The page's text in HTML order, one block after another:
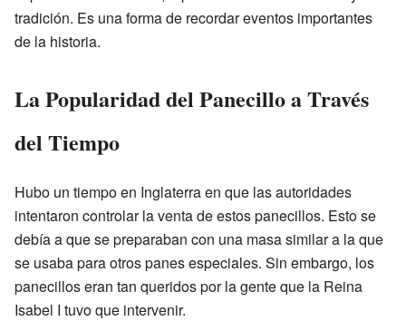
tradición. Es una forma de recordar eventos importantes
de la historia.
La Popularidad del Panecillo a Través
del Tiempo
Hubo un tiempo en Inglaterra en que las autoridades
intentaron controlar la venta de estos panecillos. Esto se
debía a que se preparaban con una masa similar a la que
se usaba para otros panes especiales. Sin embargo, los
panecillos eran tan queridos por la gente que la Reina
Isabel I tuvo que intervenir.